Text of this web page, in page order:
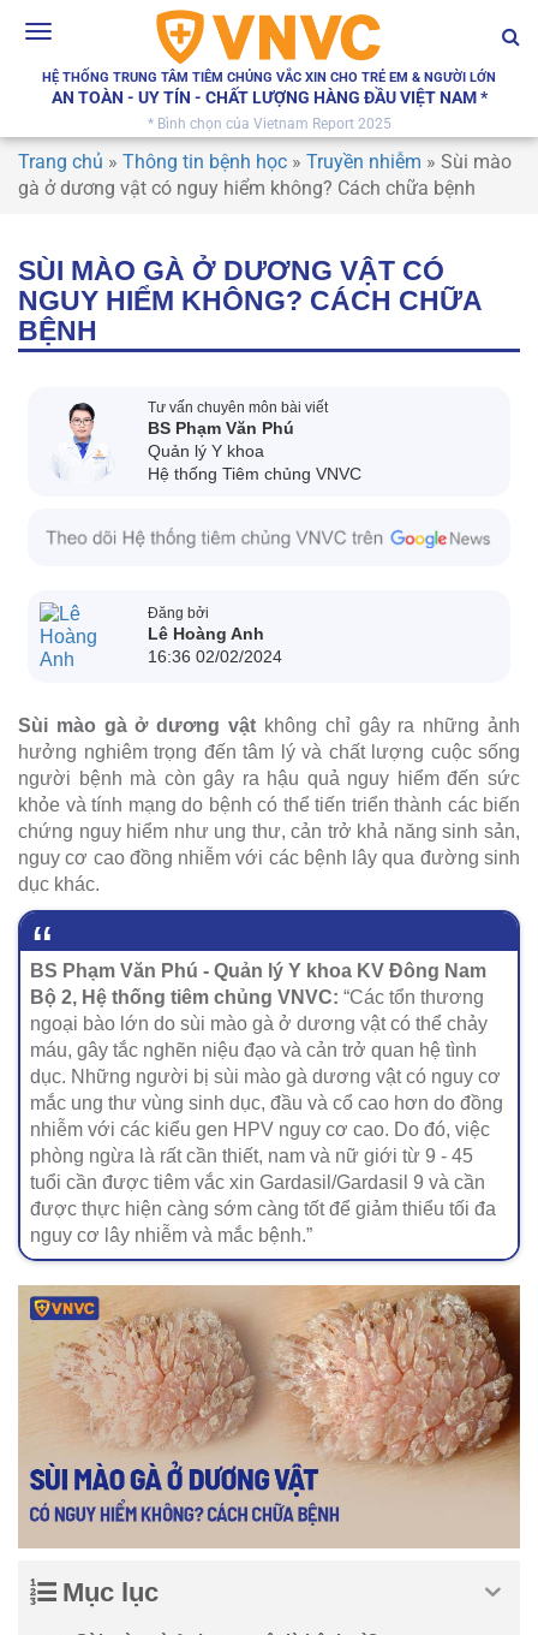
Toggle
HỆ THỐNG TRUNG TÂM TIÊM CHỦNG VẮC XIN CHO TRẺ EM & NGƯỜI LỚN
AN TOÀN - UY TÍN - CHẤT LƯỢNG HÀNG ĐẦU VIỆT NAM *
* Bình chọn của Vietnam Report 2025
Trang chủ » Thông tin bệnh học » Truyền nhiễm » Sùi mào
gà ở dương vật có nguy hiểm không? Cách chữa bệnh
SÙI MÀO GÀ Ở DƯƠNG VẬT CÓ
NGUY HIỂM KHÔNG? CÁCH CHỮA
BỆNH
Tư vấn chuyên môn bài viết
BS Phạm Văn Phú
Quản lý Y khoa
Hệ thống Tiêm chủng VNVC
Đăng bởi
Lê Hoàng Anh
16:36 02/02/2024
Sùi mào gà ở dương vật không chỉ gây ra những ảnh
hưởng nghiêm trọng đến tâm lý và chất lượng cuộc sống
người bệnh mà còn gây ra hậu quả nguy hiểm đến sức
khỏe và tính mạng do bệnh có thể tiến triển thành các biến
chứng nguy hiểm như ung thư, cản trở khả năng sinh sản,
nguy cơ cao đồng nhiễm với các bệnh lây qua đường sinh
dục khác.
BS Phạm Văn Phú - Quản lý Y khoa KV Đông Nam
Bộ 2, Hệ thống tiêm chủng VNVC: “Các tổn thương
ngoại bào lớn do sùi mào gà ở dương vật có thể chảy
máu, gây tắc nghẽn niệu đạo và cản trở quan hệ tình
dục. Những người bị sùi mào gà dương vật có nguy cơ
mắc ung thư vùng sinh dục, đầu và cổ cao hơn do đồng
nhiễm với các kiểu gen HPV nguy cơ cao. Do đó, việc
phòng ngừa là rất cần thiết, nam và nữ giới từ 9 - 45
tuổi cần được tiêm vắc xin Gardasil/Gardasil 9 và cần
được thực hiện càng sớm càng tốt để giảm thiểu tối đa
nguy cơ lây nhiễm và mắc bệnh.”
Mục lục